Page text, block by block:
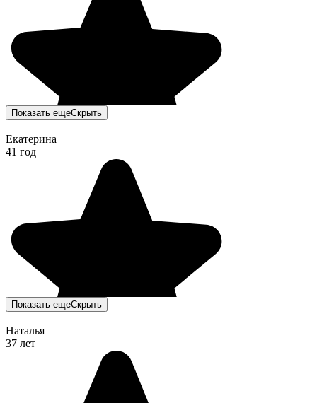
Показать ещеСкрыть
Екатерина
41 год
Показать ещеСкрыть
Наталья
37 лет